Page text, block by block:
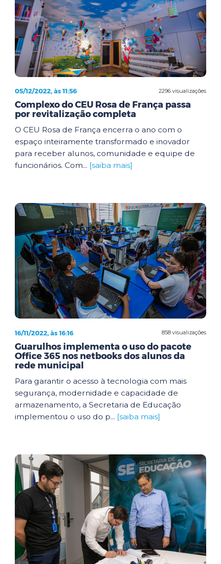
2296 visualizações
05/12/2022, às 11:56
Complexo do CEU Rosa de França passa
por revitalização completa
O CEU Rosa de França encerra o ano com o
espaço inteiramente transformado e inovador
para receber alunos, comunidade e equipe de
funcionários. Com... [saiba mais]
858 visualizações
16/11/2022, às 16:16
Guarulhos implementa o uso do pacote
Office 365 nos netbooks dos alunos da
rede municipal
Para garantir o acesso à tecnologia com mais
segurança, modernidade e capacidade de
armazenamento, a Secretaria de Educação
implementou o uso do p... [saiba mais]